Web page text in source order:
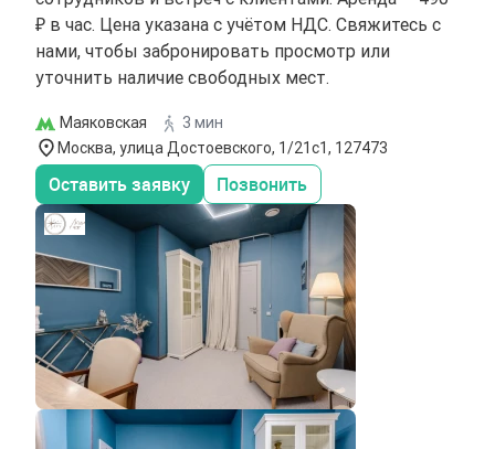
₽ в час. Цена указана с учётом НДС. Свяжитесь с
нами, чтобы забронировать просмотр или
уточнить наличие свободных мест.
Маяковская
3 мин
Москва, улица Достоевского, 1/21с1, 127473
Оставить заявку Позвонить